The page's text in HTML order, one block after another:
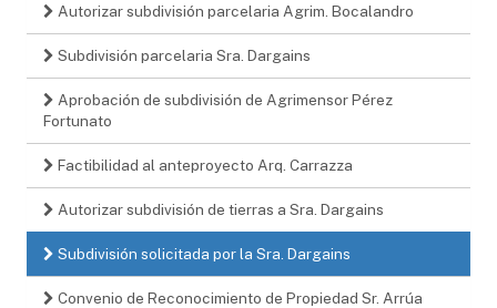
Autorizar subdivisión parcelaria Agrim. Bocalandro
Subdivisión parcelaria Sra. Dargains
Aprobación de subdivisión de Agrimensor Pérez
Fortunato
Factibilidad al anteproyecto Arq. Carrazza
Autorizar subdivisión de tierras a Sra. Dargains
Subdivisión solicitada por la Sra. Dargains
Convenio de Reconocimiento de Propiedad Sr. Arrúa